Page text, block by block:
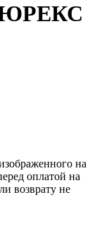
на
оплатой на
возврату не